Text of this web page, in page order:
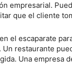
empresarial.
que el cliente
el escaparate
restaurante
Una empresa